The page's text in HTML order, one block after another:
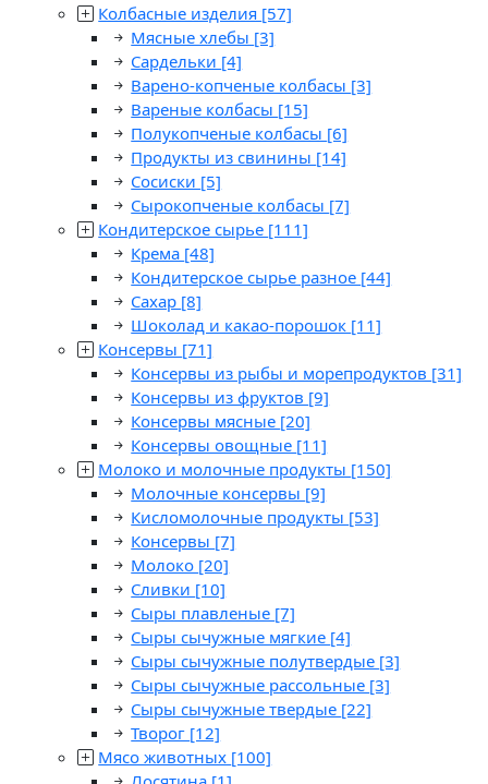
Колбасные изделия [57]
Мясные хлебы [3]
Сардельки [4]
Варено-копченые колбасы [3]
Вареные колбасы [15]
Полукопченые колбасы [6]
Продукты из свинины [14]
Сосиски [5]
Сырокопченые колбасы [7]
Кондитерское сырье [111]
Крема [48]
Кондитерское сырье разное [44]
Сахар [8]
Шоколад и какао-порошок [11]
Консервы [71]
Консервы из рыбы и морепродуктов [31]
Консервы из фруктов [9]
Консервы мясные [20]
Консервы овощные [11]
Молоко и молочные продукты [150]
Молочные консервы [9]
Кисломолочные продукты [53]
Консервы [7]
Молоко [20]
Сливки [10]
Сыры плавленые [7]
Сыры сычужные мягкие [4]
Сыры сычужные полутвердые [3]
Сыры сычужные рассольные [3]
Сыры сычужные твердые [22]
Творог [12]
Мясо животных [100]